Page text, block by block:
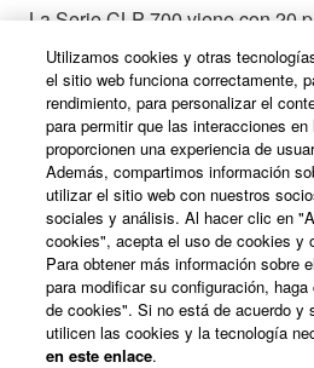
La Serie CLP-700 viene con 20
diferentes (batería y bajo),
de música, y que te permiten dar
interpretación, con músicos de
que el estudio sea más
creatividad con nuevas ideas.
Utilizamos cookies y otras
el sitio web funciona correctamente,
rendimiento, para personalizar el
para permitir que las interacciones
proporcionen una experiencia de
Además, compartimos información
utilizar el sitio web con nuestros
sociales y análisis. Al hacer clic en
cookies", acepta el uso de cookies y
Para obtener más información sobre
para modificar su configuración,
de cookies". Si no está de acuerdo y
utilicen las cookies y la tecnología
en este enlace.